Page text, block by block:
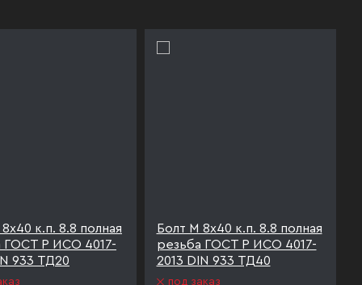
к.п. 8.8 полная
ГОСТ Р ИСО 4017-
933 ТД20
Болт М 8х40 к.п. 8.8 полная
резьба ГОСТ Р ИСО 4017-
2013 DIN 933 ТД40
под заказ